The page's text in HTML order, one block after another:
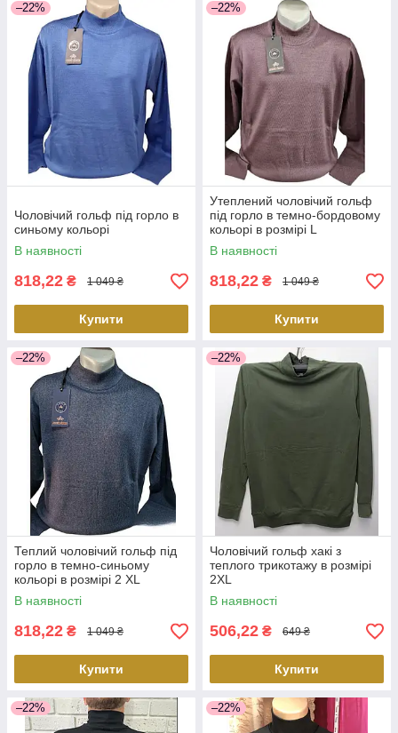
–22%
Чоловічий гольф під горло в
синьому кольорі
В наявності
818,22 ₴ 1 049 ₴
Купити
–22%
Утеплений чоловічий гольф
під горло в темно-бордовому
кольорі в розмірі L
В наявності
818,22 ₴ 1 049 ₴
Купити
–22%
Теплий чоловічий гольф під
горло в темно-синьому
кольорі в розмірі 2 XL
В наявності
818,22 ₴ 1 049 ₴
Купити
–22%
Чоловічий гольф хакі з
теплого трикотажу в розмірі
2XL
В наявності
506,22 ₴ 649 ₴
Купити
–22% –22%